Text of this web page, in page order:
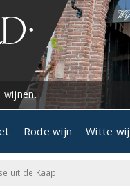
wijnen.
Rode wijn Witte
uit de Kaap